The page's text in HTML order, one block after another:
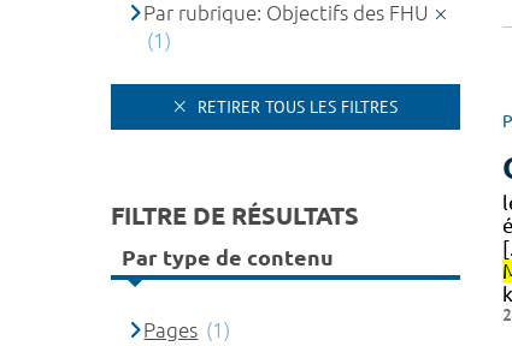
Par rubrique: Objectifs des FHU
(1)
RETIRER TOUS LES FILTRES
FILTRE DE RÉSULTATS
Par type de contenu
Pages (1)